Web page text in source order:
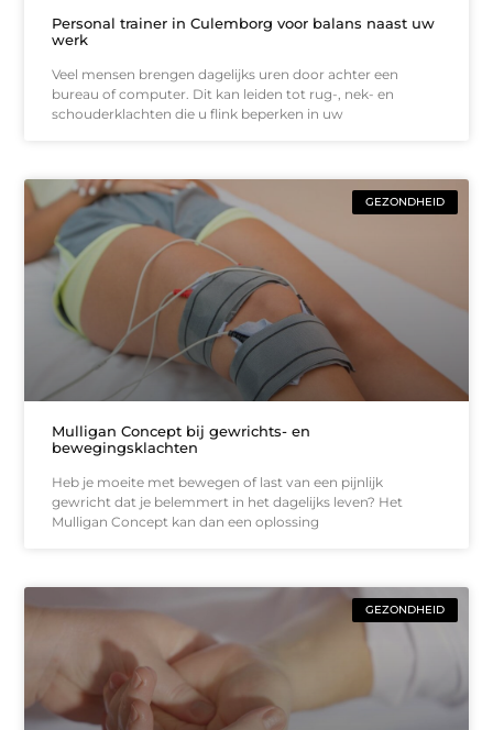
Personal trainer in Culemborg voor balans naast uw
werk
Veel mensen brengen dagelijks uren door achter een
bureau of computer. Dit kan leiden tot rug-, nek- en
schouderklachten die u flink beperken in uw
GEZONDHEID
Mulligan Concept bij gewrichts- en
bewegingsklachten
Heb je moeite met bewegen of last van een pijnlijk
gewricht dat je belemmert in het dagelijks leven? Het
Mulligan Concept kan dan een oplossing
GEZONDHEID